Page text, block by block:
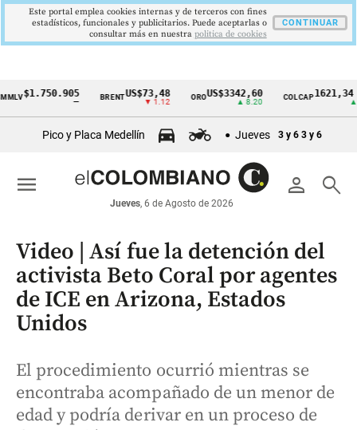
Cintillo
económicos
Colombia
BRENT US$73,48
▼ 1.12
ORO US$3342,60 COLCAP1621,34 pts
Pico y Placa Medellín Jueves 3 y 6 3 y 6
person search
Jueves, 6 de Agosto de 2026
menu
Video | Así fue la detención del
activista Beto Coral por agentes
de ICE en Arizona, Estados
Unidos
El procedimiento ocurrió mientras se
encontraba acompañado de un menor de
edad y podría derivar en un proceso de
Este portal emplea cookies internas y de terceros con fines
estadísticos, funcionales y publicitarios. Puede aceptarlas o
consultar más en nuestra politica de cookies
CONTINUAR